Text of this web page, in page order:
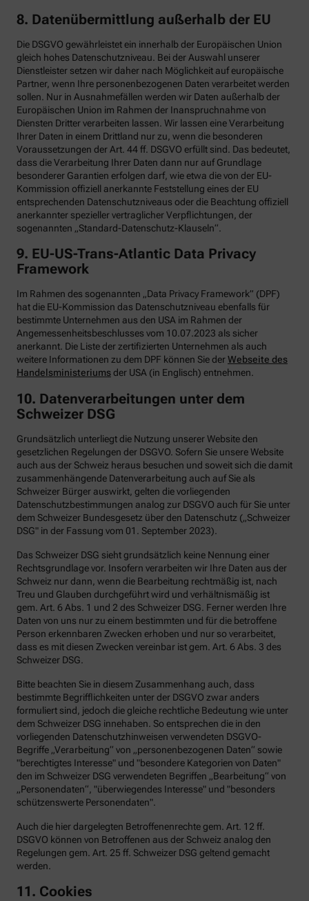
8. Datenübermittlung außerhalb der EU
Die DSGVO gewährleistet ein innerhalb der Europäischen Union
gleich hohes Datenschutzniveau. Bei der Auswahl unserer
Dienstleister setzen wir daher nach Möglichkeit auf europäische
Partner, wenn Ihre personenbezogenen Daten verarbeitet werden
sollen. Nur in Ausnahmefällen werden wir Daten außerhalb der
Europäischen Union im Rahmen der Inanspruchnahme von
Diensten Dritter verarbeiten lassen. Wir lassen eine Verarbeitung
Ihrer Daten in einem Drittland nur zu, wenn die besonderen
Voraussetzungen der Art. 44 ff. DSGVO erfüllt sind. Das bedeutet,
dass die Verarbeitung Ihrer Daten dann nur auf Grundlage
besonderer Garantien erfolgen darf, wie etwa die von der EU-
Kommission offiziell anerkannte Feststellung eines der EU
entsprechenden Datenschutzniveaus oder die Beachtung offiziell
anerkannter spezieller vertraglicher Verpflichtungen, der
sogenannten „Standard-Datenschutz-Klauseln“.
9. EU-US-Trans-Atlantic Data Privacy
Framework
Im Rahmen des sogenannten „Data Privacy Framework” (DPF)
hat die EU-Kommission das Datenschutzniveau ebenfalls für
bestimmte Unternehmen aus den USA im Rahmen der
Angemessenheitsbeschlusses vom 10.07.2023 als sicher
anerkannt. Die Liste der zertifizierten Unternehmen als auch
weitere Informationen zu dem DPF können Sie derWebseite des
Handelsministeriumsder USA (in Englisch) entnehmen.
10. Datenverarbeitungen unter dem
Schweizer DSG
Grundsätzlich unterliegt die Nutzung unserer Website den
gesetzlichen Regelungen der DSGVO. Sofern Sie unsere Website
auch aus der Schweiz heraus besuchen und soweit sich die damit
zusammenhängende Datenverarbeitung auch auf Sie als
Schweizer Bürger auswirkt, gelten die vorliegenden
Datenschutzbestimmungen analog zur DSGVO auch für Sie unter
dem Schweizer Bundesgesetz über den Datenschutz („Schweizer
DSG" in der Fassung vom 01. September 2023).
Das Schweizer DSG sieht grundsätzlich keine Nennung einer
Rechtsgrundlage vor. Insofern verarbeiten wir Ihre Daten aus der
Schweiz nur dann, wenn die Bearbeitung rechtmäßig ist, nach
Treu und Glauben durchgeführt wird und verhältnismäßig ist
gem. Art. 6 Abs. 1 und 2 des Schweizer DSG. Ferner werden Ihre
Daten von uns nur zu einem bestimmten und für die betroffene
Person erkennbaren Zwecken erhoben und nur so verarbeitet,
dass es mit diesen Zwecken vereinbar ist gem. Art. 6 Abs. 3 des
Schweizer DSG.
Bitte beachten Sie in diesem Zusammenhang auch, dass
bestimmte Begrifflichkeiten unter der DSGVO zwar anders
formuliert sind, jedoch die gleiche rechtliche Bedeutung wie unter
dem Schweizer DSG innehaben. So entsprechen die in den
vorliegenden Datenschutzhinweisen verwendeten DSGVO-
Begriffe „Verarbeitung“ von „personenbezogenen Daten“ sowie
"berechtigtes Interesse" und "besondere Kategorien von Daten"
den im Schweizer DSG verwendeten Begriffen „Bearbeitung“ von
„Personendaten“, "überwiegendes Interesse" und "besonders
schützenswerte Personendaten".
Auch die hier dargelegten Betroffenenrechte gem. Art. 12 ff.
DSGVO können von Betroffenen aus der Schweiz analog den
Regelungen gem. Art. 25 ff. Schweizer DSG geltend gemacht
werden.
11. Cookies